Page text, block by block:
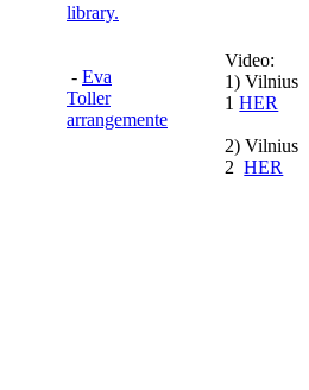
library.
- Eva
Toller
arrangementer.
Video:
1) Vilnius
1HER
2) Vilnius
2HER